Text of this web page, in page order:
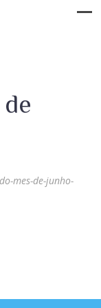
mes-de-junho-